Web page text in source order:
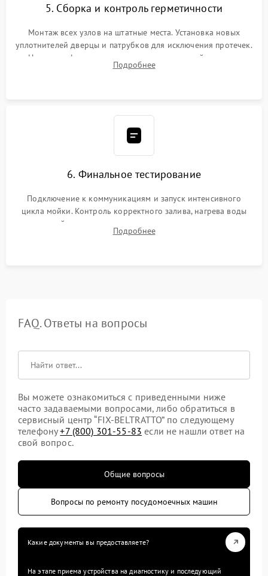
5. Сборка и контроль герметичности
Монтаж всех узлов на штатные места. Установка новых
уплотнителей дверцы и патрубков для исключения протечек.
Надежная фиксация хомутов гидравлической системы,
сборка корпуса и установка датчика поплавка.
Подробнее
6. Финальное тестирование
Подключение к коммуникациям и запуск интенсивного
цикла мойки. Контроль корректного залива, нагрева воды
до нужной температуры, отсутствия посторонних шумов,
штатного слива и абсолютной сухости в поддоне.
Подробнее
FAQ. Ответы на вопросы
Вы можете ознакомиться с приведенными ниже
часто задаваемыми вопросами, либо обратиться в
сервисный центр “FIX-BELTRATTO” по следующему
телефону+7 (800) 301-55-83 если не нашли ответ на
свой вопрос.
Общие вопросы
Вопросы по ремонту посудомоечных машин
Какие документы вы предоставляете?
На этапе приема устройства на диагностику и последующий